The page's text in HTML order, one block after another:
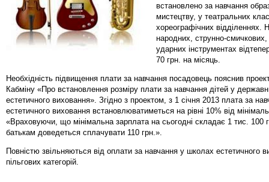
встановлено за навчання
мистецтву, у театральних
хореографічних відділеннях.
народних, струнно-
ударних інструментах
70 грн. на місяць.
Необхідність підвищення плати за навчання посадовець пояснив
Кабміну «Про встановлення розміру плати за навчання дітей у
естетичного виховання». Згідно з проектом, з 1 січня 2013 плата за
естетичного виховання встановлюватиметься на рівні 10% від
«Враховуючи, що мінімальна зарплата на сьогодні складає 1 тис. 100
батькам доведеться сплачувати 110 грн.».
Повністю звільняються від оплати за навчання у школах естетичного
пільгових категорій.